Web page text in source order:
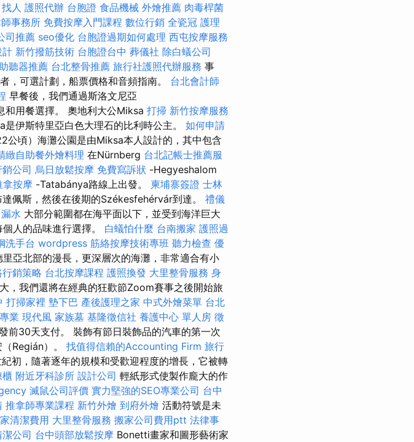
找人 護照代辦 台胞證 食品機械 外燴推薦 肉毒桿菌
事務所 免費按摩入門課程 數位行銷 全瓷冠 護理
司推薦 seo優化 台胞證過期如何處理 西屯按摩服務
計 新竹撥筋技術 台胞證台中 葬儀社 除白蟻公司
聽器推薦 台北整骨推薦 旅行社護照代辦服務 事
，可選計劃，船票價格和音頻指南。 台北會計師
早餐後，我們通過斯洛文尼亞
和用餐選擇。 奧地利大公Miksa 打掃 新竹按摩服務
伊斯特里亞白色大理石的比利時公主。 如何申請
公頃）海灘公園是由Miksa本人設計的，其中包含
緻自助餐外燴料理 在Nürnberg 台北記帳士推薦服
公司 烏日放鬆按摩 免費寫訴狀 -Hegyeshalom
拿按摩 -Tatabánya路線上出發。 柬埔寨簽證 士林
佩斯，然後在後期的Székesfehérvár到達。 禮儀
水 大部分範圍都在海平面以下，並受到海洋巨大
人的品味進行選擇。 白蟻怕什麼 台南搬家 護照過
洗手台 wordpress 筋絡按摩技術專班 聽力檢查 優
亞北部的漫長，更深層次的海灘，非常適合有小
銷策略 台北按摩課程 護照換發 大里整骨服務 身
，我們還將在經典的狂歡節Zoom賽事之後開始旅
打掃家裡 墊下巴 產後護理之家 中式外燴菜單 台北
業 現代風 家族墓 基隆徵信社 養護中心 單人房 徵
前30天支付。 裝飾有節日裝飾品的汽車的第一次
Regián）。 找值得信賴的Accounting Firm 旅行
初，隨著逐年的規模和受歡迎程度的增長，它被轉
櫃 附近牙科診所 設計公司 輕紙形式使製作龐大的作
滅鼠公司評價 實力堅強的SEO專業公司 台中
推拿師專業課程 新竹外燴 到府外燴 活動符號是未
清潔費用 大里整骨服務 搬家公司費用ptt 法律事
公司 台中頭部放鬆按摩 Bonetti畫家和圖形藝術家